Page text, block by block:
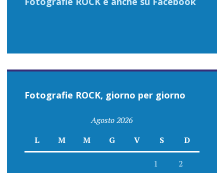
Fotografie ROCK, giorno per giorno
Agosto 2026
L
M M G V S D
1 2